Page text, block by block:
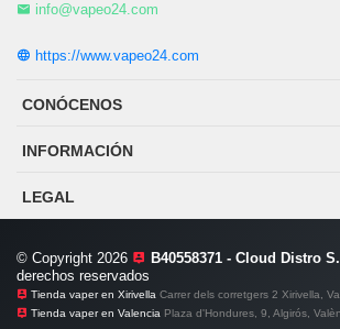
info@vapeo24.com
https://www.vapeo24.com
CONÓCENOS
INFORMACIÓN
LEGAL
© Copyright 2026 B40558371 - Cloud Distro
derechos reservados
Tienda vaper en Xirivella Carrer dels corretgers 2 Xirivella,
Tienda vaper en Valencia Plaza d'Hondures, 9, Algirós,